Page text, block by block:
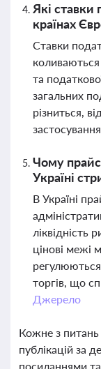
Які ставки
країнах
Ставки
коливаються
та
загальних
різниться,
застосування
Чому
Україні
В Україні
ліквідність
цінові межі
регулюються
торгів, що
Джерело
Кожне з
публікацій за
посиланнями